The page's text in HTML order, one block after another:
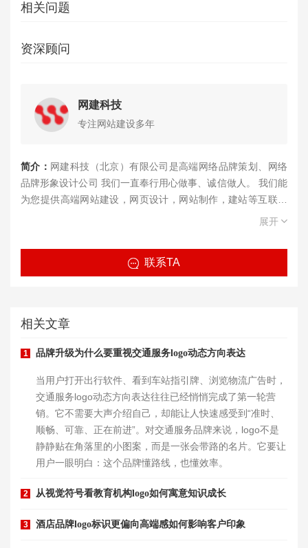
相关问题
资深顾问
网建科技
专注网站建设多年
简介： 网建科技（北京）有限公司是高端网络品牌策划、网络
品牌形象设计公司 我们一直奉行用心做事、诚信做人。 我们能
为您提供高端网站建设，网页设计，网站制作，建站等互联网
服务， 我们的目标是将网建科技打造成网网站建设、网页设
展开
联系TA
相关文章
1 品牌升级为什么要重视交通服务logo动态方向表达
当用户打开出行软件、看到车站指引牌、浏览物流广告时，
交通服务logo动态方向表达往往已经悄悄完成了第一轮营
销。它不需要大声介绍自己，却能让人快速感受到“准时、
顺畅、可靠、正在前进”。对交通服务品牌来说，logo不是
静静贴在角落里的小图案，而是一张会带路的名片。它要让
用户一眼明白：这个品牌懂路线，也懂效率。
2 从视觉符号看教育机构logo如何寓意知识成长
3 酒店品牌logo标识更偏向高端感如何影响客户印象